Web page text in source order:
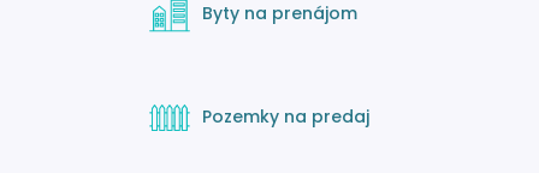
Byty na prenájom
Pozemky na predaj